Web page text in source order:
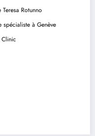
Rotunno
spécialiste à Genève
Clinic